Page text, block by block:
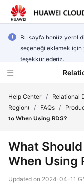
Bu sayfa henüz yerel
seçeneği eklemek için
teşekkür ederiz.
Service
Overview
Help Center / Relational
Region)
/ FAQs /
to When Using RDS?
What
When Using
Updated on 2024-04-11